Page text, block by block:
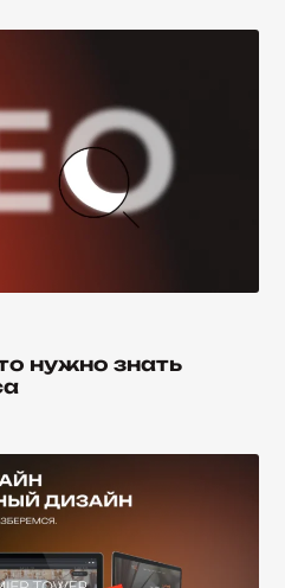
нужно знать